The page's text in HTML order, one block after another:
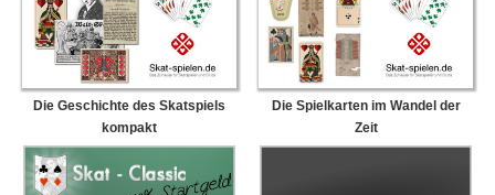
Die Geschichte des Skatspiels
kompakt
Die Spielkarten im Wandel der
Zeit